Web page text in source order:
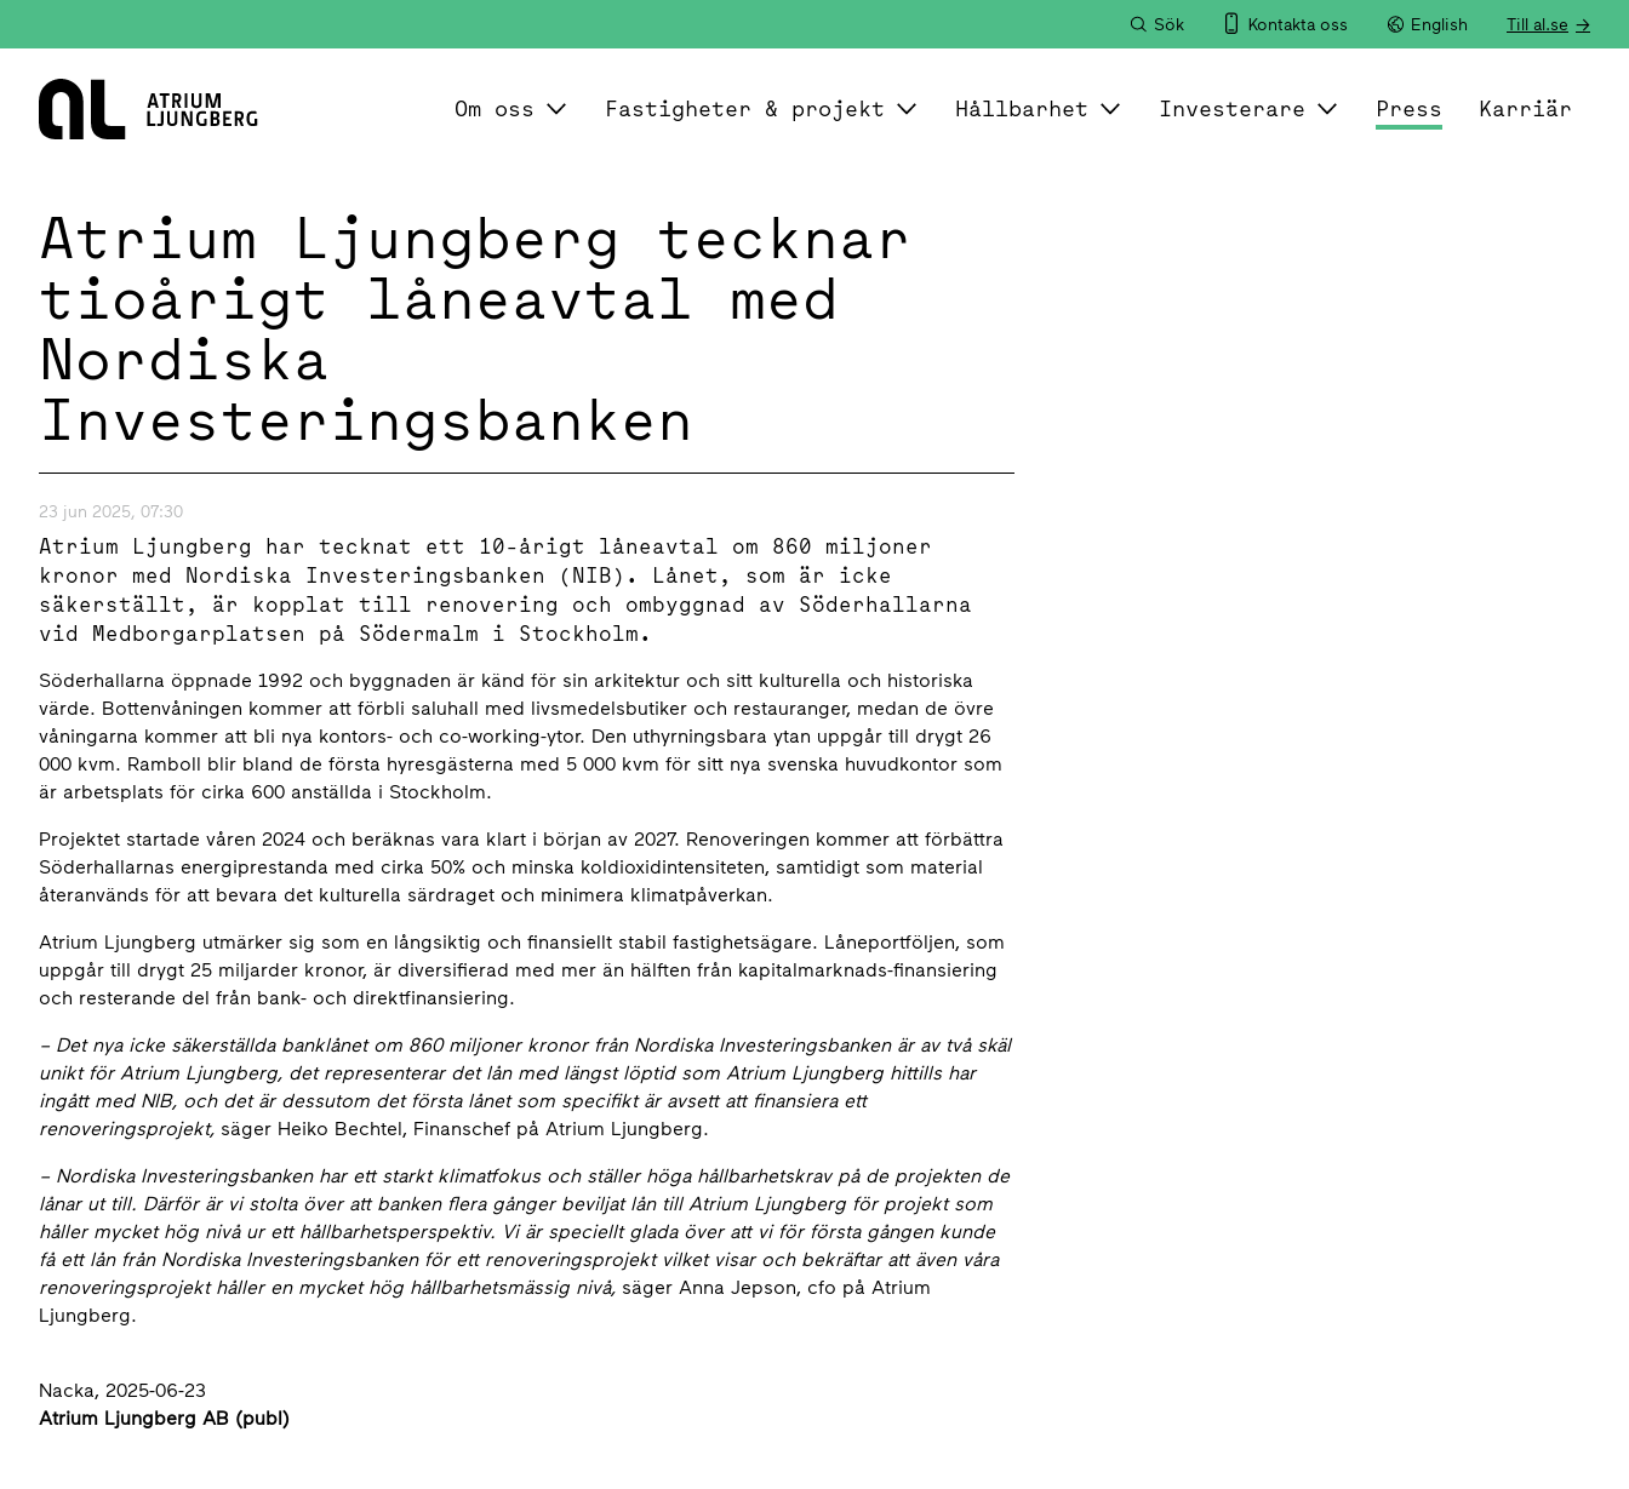
Sök Kontakta oss English Till al.se
Hem
Om oss Fastigheter & projekt Hållbarhet Investerare Press Karriär
Atrium Ljungberg tecknar
tioårigt låneavtal med
Nordiska
Investeringsbanken
23 jun 2025, 07:30
Atrium Ljungberg har tecknat ett 10-årigt låneavtal om 860 miljoner
kronor med Nordiska Investeringsbanken (NIB). Lånet, som är icke
säkerställt, är kopplat till renovering och ombyggnad av Söderhallarna
vid Medborgarplatsen på Södermalm i Stockholm.
Söderhallarna öppnade 1992 och byggnaden är känd för sin arkitektur och sitt kulturella och historiska
värde. Bottenvåningen kommer att förbli saluhall med livsmedelsbutiker och restauranger, medan de övre
våningarna kommer att bli nya kontors- och co-working-ytor. Den uthyrningsbara ytan uppgår till drygt 26
000 kvm. Ramboll blir bland de första hyresgästerna med 5 000 kvm för sitt nya svenska huvudkontor som
är arbetsplats för cirka 600 anställda i Stockholm.
Projektet startade våren 2024 och beräknas vara klart i början av 2027. Renoveringen kommer att förbättra
Söderhallarnas energiprestanda med cirka 50% och minska koldioxidintensiteten, samtidigt som material
återanvänds för att bevara det kulturella särdraget och minimera klimatpåverkan.
Atrium Ljungberg utmärker sig som en långsiktig och finansiellt stabil fastighetsägare. Låneportföljen, som
uppgår till drygt 25 miljarder kronor, är diversifierad med mer än hälften från kapitalmarknads-finansiering
och resterande del från bank- och direktfinansiering.
– Det nya icke säkerställda banklånet om 860 miljoner kronor från Nordiska Investeringsbanken är av två skäl
unikt för Atrium Ljungberg, det representerar det lån med längst löptid som Atrium Ljungberg hittills har
ingått med NIB, och det är dessutom det första lånet som specifikt är avsett att finansiera ett
renoveringsprojekt, säger Heiko Bechtel, Finanschef på Atrium Ljungberg.
– Nordiska Investeringsbanken har ett starkt klimatfokus och ställer höga hållbarhetskrav på de projekten de
lånar ut till. Därför är vi stolta över att banken flera gånger beviljat lån till Atrium Ljungberg för projekt som
håller mycket hög nivå ur ett hållbarhetsperspektiv. Vi är speciellt glada över att vi för första gången kunde
få ett lån från Nordiska Investeringsbanken för ett renoveringsprojekt vilket visar och bekräftar att även våra
renoveringsprojekt håller en mycket hög hållbarhetsmässig nivå, säger Anna Jepson, cfo på Atrium
Ljungberg.
Nacka, 2025-06-23
Atrium Ljungberg AB (publ)